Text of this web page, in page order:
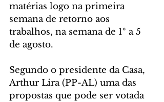
matérias logo na primeira
semana de retorno aos
trabalhos, na semana de 1º a 5
de agosto.
Segundo o presidente da Casa,
Arthur Lira (PP-AL) uma das
propostas que pode ser votada